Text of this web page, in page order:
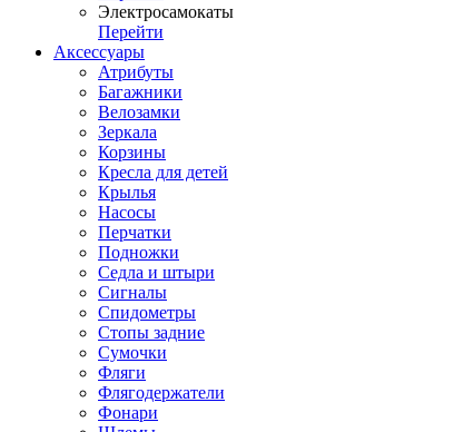
Электросамокаты
Перейти
Аксессуары
Атрибуты
Багажники
Велозамки
Зеркала
Корзины
Кресла для детей
Крылья
Насосы
Перчатки
Подножки
Седла и штыри
Сигналы
Спидометры
Стопы задние
Сумочки
Фляги
Флягодержатели
Фонари